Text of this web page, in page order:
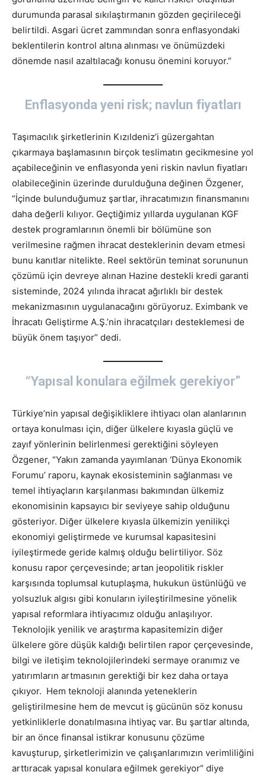
durumunda parasal sıkılaştırmanın gözden geçirileceği
belirtildi. Asgari ücret zammından sonra enflasyondaki
beklentilerin kontrol altına alınması ve önümüzdeki
dönemde nasıl azaltılacağı konusu önemini koruyor.”
Enflasyonda yeni risk; navlun fiyatları
Taşımacılık şirketlerinin Kızıldeniz’i güzergahtan
çıkarmaya başlamasının birçok teslimatın gecikmesine yol
açabileceğinin ve enflasyonda yeni riskin navlun fiyatları
olabileceğinin üzerinde durulduğuna değinen Özgener,
“İçinde bulunduğumuz şartlar, ihracatımızın finansmanını
daha değerli kılıyor. Geçtiğimiz yıllarda uygulanan KGF
destek programlarının önemli bir bölümüne son
verilmesine rağmen ihracat desteklerinin devam etmesi
bunu kanıtlar nitelikte. Reel sektörün teminat sorununun
çözümü için devreye alınan Hazine destekli kredi garanti
sisteminde, 2024 yılında ihracat ağırlıklı bir destek
mekanizmasının uygulanacağını görüyoruz. Eximbank ve
İhracatı Geliştirme A.Ş.’nin ihracatçıları desteklemesi de
büyük önem taşıyor” dedi.
“Yapısal konulara eğilmek gerekiyor”
Türkiye’nin yapısal değişikliklere ihtiyacı olan alanlarının
ortaya konulması için, diğer ülkelere kıyasla güçlü ve
zayıf yönlerinin belirlenmesi gerektiğini söyleyen
Özgener, “Yakın zamanda yayımlanan ‘Dünya Ekonomik
Forumu’ raporu, kaynak ekosisteminin sağlanması ve
temel ihtiyaçların karşılanması bakımından ülkemiz
ekonomisinin kapsayıcı bir seviyeye sahip olduğunu
gösteriyor. Diğer ülkelere kıyasla ülkemizin yenilikçi
ekonomiyi geliştirmede ve kurumsal kapasitesini
iyileştirmede geride kalmış olduğu belirtiliyor. Söz
konusu rapor çerçevesinde; artan jeopolitik riskler
karşısında toplumsal kutuplaşma, hukukun üstünlüğü ve
yolsuzluk algısı gibi konuların iyileştirilmesine yönelik
yapısal reformlara ihtiyacımız olduğu anlaşılıyor.
Teknolojik yenilik ve araştırma kapasitemizin diğer
ülkelere göre düşük kaldığı belirtilen rapor çerçevesinde,
bilgi ve iletişim teknolojilerindeki sermaye oranımız ve
yatırımların artmasının gerektiği bir kez daha ortaya
çıkıyor. Hem teknoloji alanında yeteneklerin
geliştirilmesine hem de mevcut iş gücünün söz konusu
yetkinliklerle donatılmasına ihtiyaç var. Bu şartlar altında,
bir an önce finansal istikrar konusunu çözüme
kavuşturup, şirketlerimizin ve çalışanlarımızın verimliliğini
arttıracak yapısal konulara eğilmek gerekiyor” diye